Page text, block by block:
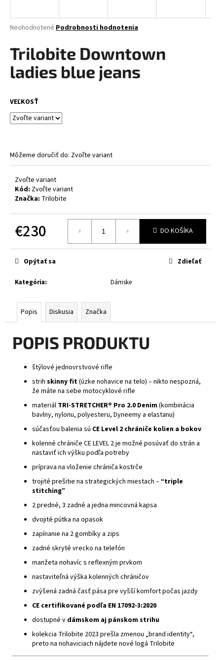
Priemerné
produktu
0,0
z
Neohodnotené Podrobnosti hodnotenia
Trilobite Downtown
ladies blue jeans
VEĽKOSŤ
Môžeme doručiť do: Zvoľte variant
Zvoľte variant
Kód: Zvoľte variant
Značka: Trilobite
€230
cena:
DO KOŠÍKA
Kategória: Dámske
Opýtať sa Zdieľať
Popis Diskusia Značka
POPIS PRODUKTU
štýlové jednovrstvové rifle
strih skinny fit(úzke nohavice na telo) – nikto nespozná,
že máte na sebe motocyklové rifle
materiál TRI-STRETCHER® Pro 2.0 Denim(kombinácia
bavlny, nylonu, polyesteru, Dyneemy a elastanu)
súčasťou balenia sú CE Level 2 chrániče kolien a bokov
kolenné chrániče CE LEVEL 2 je možné posúvať do strán a
nastaviť ich výšku podľa potreby
príprava na vloženie chrániča kostrče
trojité prešitie na strategických miestach – “triple
stitching”
2 predné, 3 zadné a jedna mincovná kapsa
dvojité pútka na opasok
zapínanie na 2 gombíky a zips
zadné skryté vrecko na telefón
manžeta nohavíc s reflexným prvkom
nastaviteľná výška kolenných chráničov
zvýšená zadná časť pása pre vyšší komfort počas jazdy
CE certifikované podľa EN 17092-3:2020
dostupné v dámskom aj pánskom strihu
kolekcia Trilobite 2023 prešla zmenou „brand identity“,
preto na nohaviciach nájdete nové logá Trilobite
j
ť
?
O
d
p
o
ú
XRC
BLACK
GLOSSY
€243